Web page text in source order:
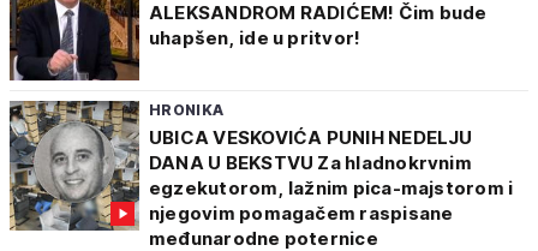
ALEKSANDROM RADIĆEM! Čim bude
uhapšen, ide u pritvor!
HRONIKA
UBICA VESKOVIĆA PUNIH NEDELJU
DANA U BEKSTVU Za hladnokrvnim
egzekutorom, lažnim pica-majstorom i
njegovim pomagačem raspisane
međunarodne poternice